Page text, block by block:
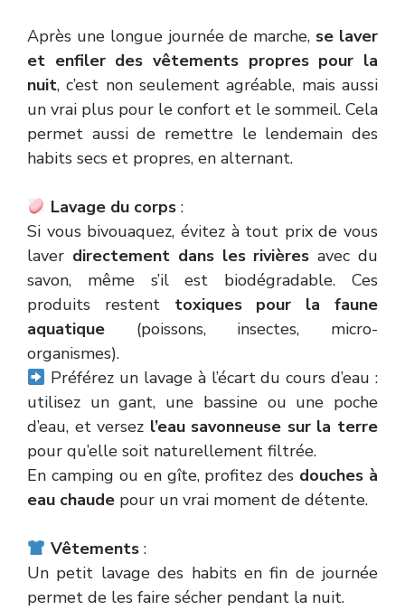
Après une longue journée de marche, se laver
et enfiler des vêtements propres pour la
nuit, c’est non seulement agréable, mais aussi
un vrai plus pour le confort et le sommeil. Cela
permet aussi de remettre le lendemain des
habits secs et propres, en alternant.
Lavage du corps:
Si vous bivouaquez, évitez à tout prix de vous
laver directement dans les rivières avec du
savon, même s’il est biodégradable. Ces
produits restent toxiques pour la faune
aquatique (poissons, insectes, micro-
organismes).
Préférez un lavage à l’écart du cours d’eau :
utilisez un gant, une bassine ou une poche
d’eau, et versez l’eau savonneuse sur la terre
pour qu’elle soit naturellement filtrée.
En camping ou en gîte, profitez des douches à
eau chaude pour un vrai moment de détente.
Vêtements:
Un petit lavage des habits en fin de journée
permet de les faire sécher pendant la nuit.